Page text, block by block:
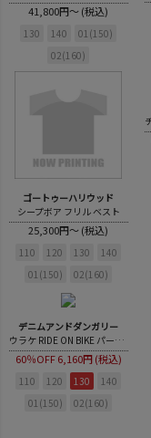
41,800円～ (税込)
130 140
01(150)
02(160)
ゴートゥーハリウッド
シープボア フリル ベスト
25,300円～ (税込)
110 120 130
140
01(150)
02(160)
デニムアンドダンガリー
ウラケ RIDE ON BIKE パーカー
60％OFF 6,160円 (税込)
110 120 130
140
01(150)
02(160)